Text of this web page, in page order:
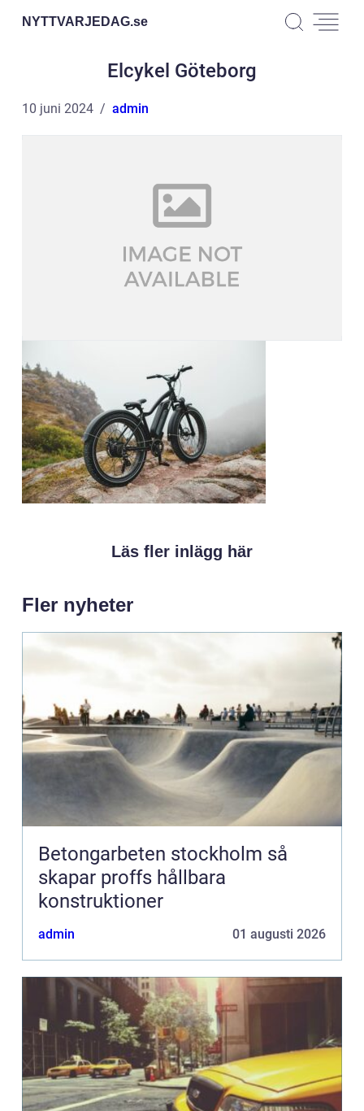
NYTTVARJEDAG.se
Elcykel Göteborg
10 juni 2024 admin
Läs fler inlägg här
Fler nyheter
Betongarbeten stockholm så
skapar proffs hållbara
konstruktioner
admin 01 augusti 2026